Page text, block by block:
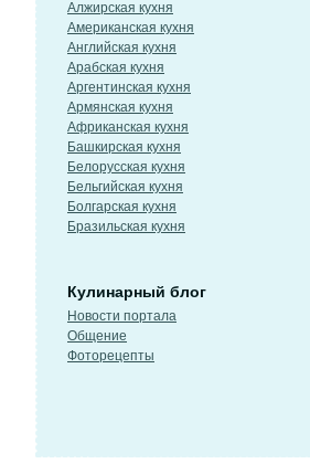
Алжирская кухня
Американская кухня
Английская кухня
Арабская кухня
Аргентинская кухня
Армянская кухня
Африканская кухня
Башкирская кухня
Белорусская кухня
Бельгийская кухня
Болгарская кухня
Бразильская кухня
Кулинарный блог
Новости портала
Общение
Фоторецепты